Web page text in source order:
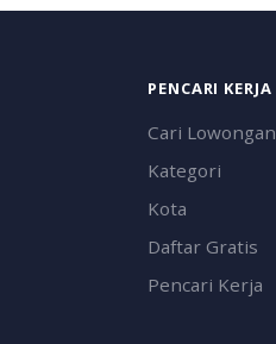
PENCARI KERJA
Cari Lowongan
Kategori
Kota
Daftar Gratis
Pencari Kerja